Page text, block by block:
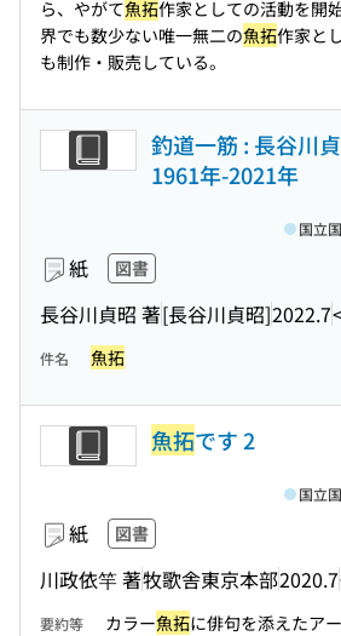
ら、やがて魚拓作家としての活動を開
界でも数少ない唯一無二の魚拓作家と
も制作・販売している。
釣道一筋 : 長谷川
1961年-2021年
紙 図書
長谷川貞昭 著[長谷川貞昭]2022.7
国立
件名 魚拓
魚拓です 2
紙 図書
川政依竿 著牧歌舎東京本部2020.7
国立
要約等 カラー魚拓に俳句を添えたア